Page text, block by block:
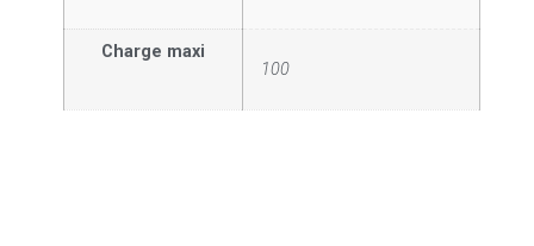
Charge maxi
100